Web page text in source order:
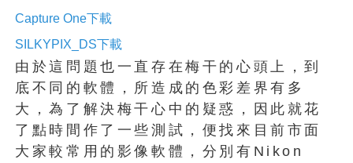
Capture One下載
SILKYPIX_DS下載
由於這問題也一直存在梅干的心頭上，到
底不同的軟體，所造成的色彩差界有多
大，為了解決梅干心中的疑惑，因此就花
了點時間作了一些測試，便找來目前市面
大家較常用的影像軟體，分別有Nikon